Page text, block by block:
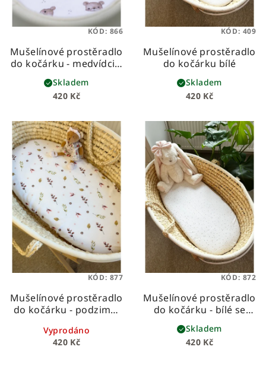
Mušelínové prostěradlo
do kočárku - medvídci s
houbičkami
420 Kč
Skladem
KÓD: 866
Mušelínové prostěradlo
do kočárku bílé
420 Kč
Skladem
KÓD: 409
Mušelínové prostěradlo
do kočárku - podzimní
420 Kč
Vyprodáno
KÓD: 877
Mušelínové prostěradlo
do kočárku - bílé se
zlatými tečkami
420 Kč
Skladem
KÓD: 872